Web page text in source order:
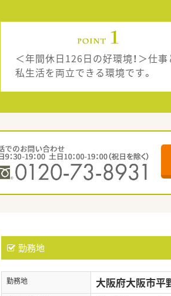
＜年間休日126日の好環境！＞仕事
私生活を両立できる環境です。
勤務地
勤務地 大阪府大阪市平